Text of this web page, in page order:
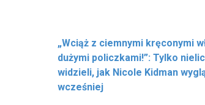
„Wciąż z ciemnymi kręconymi
dużymi policzkami!”: Tylko
widzieli, jak Nicole Kidman
wcześniej